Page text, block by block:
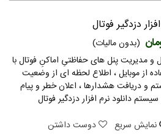
دزدگیر فوتال
(بدون مالیات)
و مدیریت پنل های حفاظتیِ اماکنِ فوتال با
از موبایل ، اطلاع لحظه ای از وضعیت
و دریافت هشدارها ، اعلان خطر و پیام
دانلود نرم افزار دزدگیر فوتال
نمایش سریع
دوست داشتن